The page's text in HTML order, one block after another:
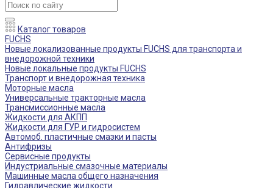
Каталог товаров
FUCHS
Новые локализованные продукты FUCHS для транспорта и
внедорожной техники
Новые локальные продукты FUCHS
Транспорт и внедорожная техника
Моторные масла
Универсальные тракторные масла
Трансмиссионные масла
Жидкости для АКПП
Жидкости для ГУР и гидросистем
Автомоб. пластичные смазки и пасты
Антифризы
Сервисные продукты
Индустриальные смазочные материалы
Машинные масла общего назначения
Гидравлические жидкости